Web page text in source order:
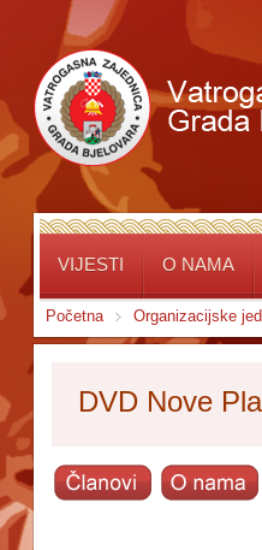
VIJESTI O NAMA
Početna Organizacijske
DVD Nove